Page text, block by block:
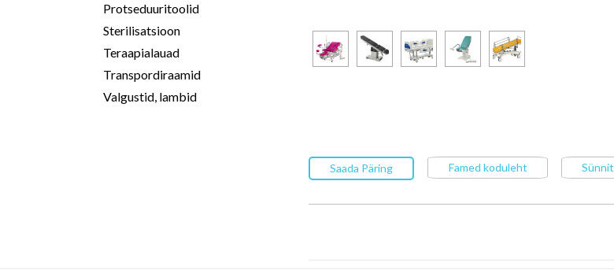
Protseduuritoolid
Sterilisatsioon
Teraapialauad
Transpordiraamid
Valgustid, lambid
Saada Päring Famed koduleht